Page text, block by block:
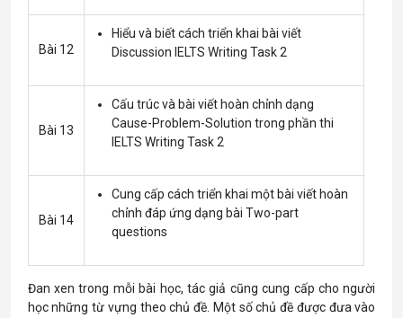
Bài 12
Hiểu và biết cách triển khai bài viết
Discussion IELTS Writing Task 2
Bài 13
Cấu trúc và bài viết hoàn chỉnh dạng
Cause-Problem-Solution trong phần thi
IELTS Writing Task 2
Bài 14
Cung cấp cách triển khai một bài viết hoàn
chỉnh đáp ứng dạng bài Two-part
questions
Đan xen trong mỗi bài học, tác giả cũng cung cấp cho người
học những từ vựng theo chủ đề. Một số chủ đề được đưa vào